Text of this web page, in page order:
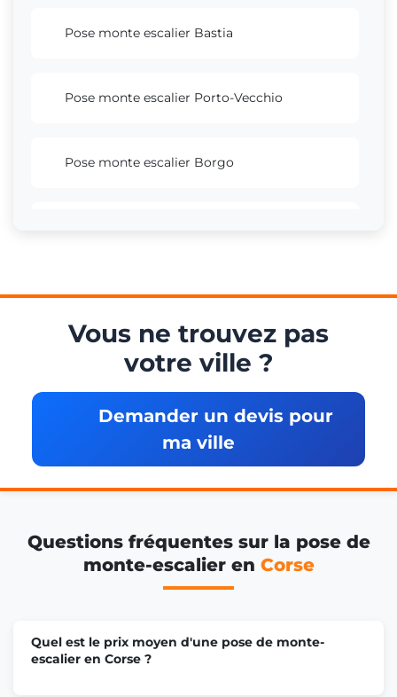
Pose monte escalier Bastia
Pose monte escalier Porto-Vecchio
Pose monte escalier Borgo
Pose monte escalier Corte
Pose monte escalier Lucciana
Pose monte escalier Furiani
Pose monte escalier Calvi
Vous ne trouvez pas
votre ville ?
Demander un devis pour
ma ville
Questions fréquentes sur la pose de
monte-escalier en Corse
Quel est le prix moyen d'une pose de monte-
escalier en Corse ?